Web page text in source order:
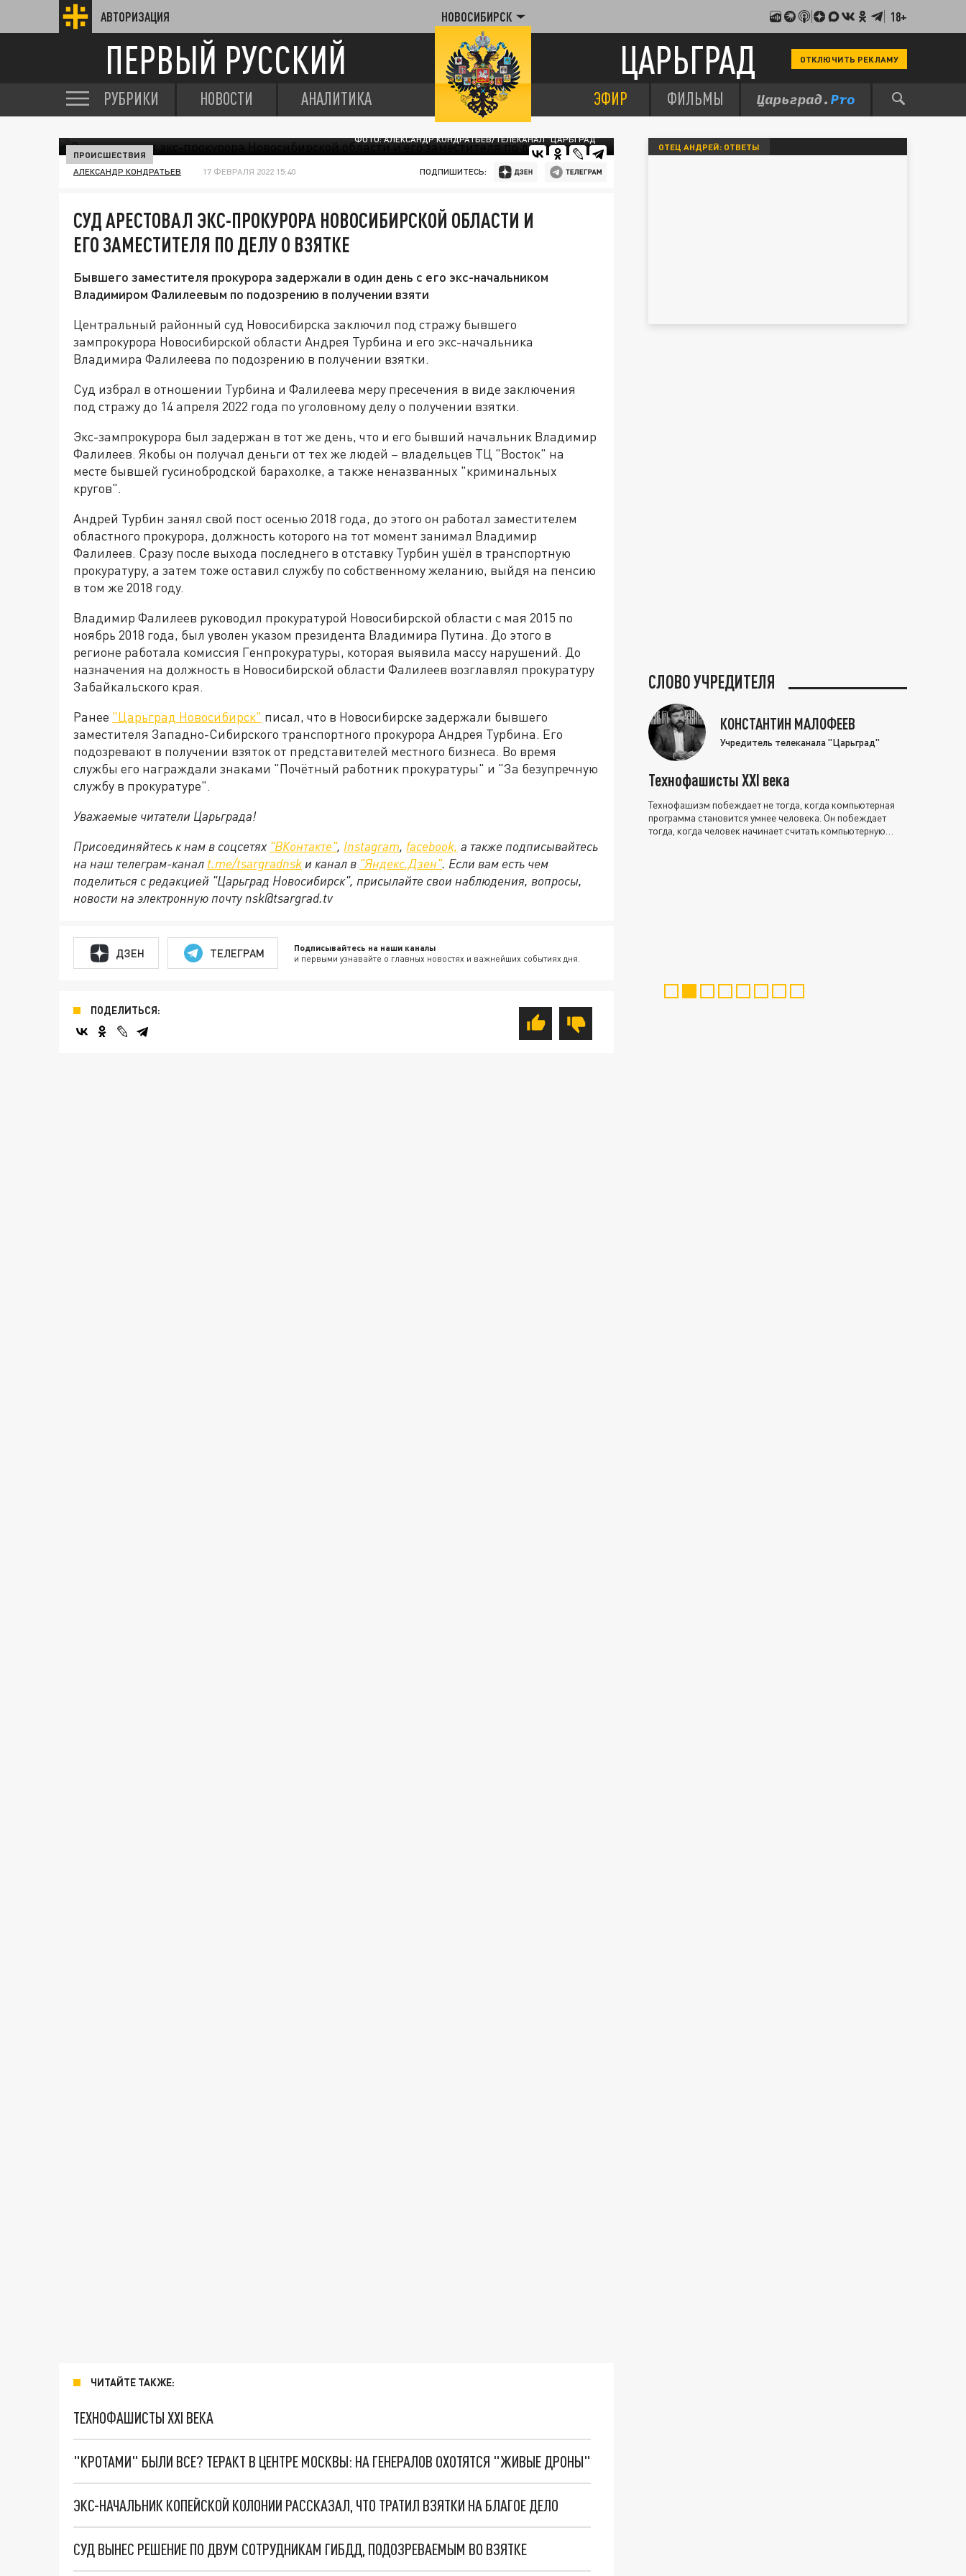
АВТОРИЗАЦИЯ НОВОСИБИРСК 18+
ПЕРВЫЙ РУССКИЙ ЦАРЬГРАД ОТКЛЮЧИТЬ РЕКЛАМУ
РУБРИКИ НОВОСТИ АНАЛИТИКА ЭФИР ФИЛЬМЫ
ФОТО: АЛЕКСАНДР КОНДРАТЬЕВ/ТЕЛЕКАНАЛ "ЦАРЬГРАД"
ПРОИСШЕСТВИЯ
АЛЕКСАНДР КОНДРАТЬЕВ 17 ФЕВРАЛЯ 2022 15:40 ПОДПИШИТЕСЬ:
СУД АРЕСТОВАЛ ЭКС-ПРОКУРОРА НОВОСИБИРСКОЙ ОБЛАСТИ И
ЕГО ЗАМЕСТИТЕЛЯ ПО ДЕЛУ О ВЗЯТКЕ
Бывшего заместителя прокурора задержали в один день с его экс-начальником
Владимиром Фалилеевым по подозрению в получении взяти
Центральный районный суд Новосибирска заключил под стражу бывшего
зампрокурора Новосибирской области Андрея Турбина и его экс-начальника
Владимира Фалилеева по подозрению в получении взятки.
Суд избрал в отношении Турбина и Фалилеева меру пресечения в виде заключения
под стражу до 14 апреля 2022 года по уголовному делу о получении взятки.
Экс-зампрокурора был задержан в тот же день, что и его бывший начальник Владимир
Фалилеев. Якобы он получал деньги от тех же людей – владельцев ТЦ "Восток" на
месте бывшей гусинобродской барахолке, а также неназванных "криминальных
кругов".
Андрей Турбин занял свой пост осенью 2018 года, до этого он работал заместителем
областного прокурора, должность которого на тот момент занимал Владимир
Фалилеев. Сразу после выхода последнего в отставку Турбин ушёл в транспортную
прокуратуру, а затем тоже оставил службу по собственному желанию, выйдя на пенсию
в том же 2018 году.
Владимир Фалилеев руководил прокуратурой Новосибирской области с мая 2015 по
ноябрь 2018 года, был уволен указом президента Владимира Путина. До этого в
регионе работала комиссия Генпрокуратуры, которая выявила массу нарушений. До
назначения на должность в Новосибирской области Фалилеев возглавлял прокуратуру
Забайкальского края.
Ранее "Царьград Новосибирск" писал, что в Новосибирске задержали бывшего
заместителя Западно-Сибирского транспортного прокурора Андрея Турбина. Его
подозревают в получении взяток от представителей местного бизнеса. Во время
службы его награждали знаками "Почётный работник прокуратуры" и "За безупречную
службу в прокуратуре".
Уважаемые читатели Царьграда!
Присоединяйтесь к нам в соцсетях "ВКонтакте", Instagram, facebook, а также подписывайтесь
на наш телеграм-канал t.me/tsargradnsk и канал в "Яндекс.Дзен". Если вам есть чем
поделиться с редакцией "Царьград Новосибирск", присылайте свои наблюдения, вопросы,
новости на электронную почту nsk@tsargrad.tv
ДЗЕН ТЕЛЕГРАМ Подписывайтесь на наши каналы
и первыми узнавайте о главных новостях и важнейших событиях дня.
ПОДЕЛИТЬСЯ:
ЧИТАЙТЕ ТАКЖЕ:
ТЕХНОФАШИСТЫ XXI ВЕКА
"КРОТАМИ" БЫЛИ ВСЕ? ТЕРАКТ В ЦЕНТРЕ МОСКВЫ: НА ГЕНЕРАЛОВ ОХОТЯТСЯ "ЖИВЫЕ ДРОНЫ"
ЭКС-НАЧАЛЬНИК КОПЕЙСКОЙ КОЛОНИИ РАССКАЗАЛ, ЧТО ТРАТИЛ ВЗЯТКИ НА БЛАГОЕ ДЕЛО
СУД ВЫНЕС РЕШЕНИЕ ПО ДВУМ СОТРУДНИКАМ ГИБДД, ПОДОЗРЕВАЕМЫМ ВО ВЗЯТКЕ
ОТЕЦ АНДРЕЙ: ОТВЕТЫ
СЛОВО УЧРЕДИТЕЛЯ
КОНСТАНТИН МАЛОФЕЕВ
Учредитель телеканала "Царьград"
Технофашисты XXI века
Технофашизм побеждает не тогда, когда компьютерная
программа становится умнее человека. Он побеждает
тогда, когда человек начинает считать компьютерную